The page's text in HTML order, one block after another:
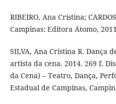
RIBEIRO, Ana Cristina;
Campinas: Editora Átomo,
SILVA, Ana Cristina R. Dança
artista da cena. 2014. 269 f.
da Cena) – Teatro, Dança,
Estadual de Campinas,